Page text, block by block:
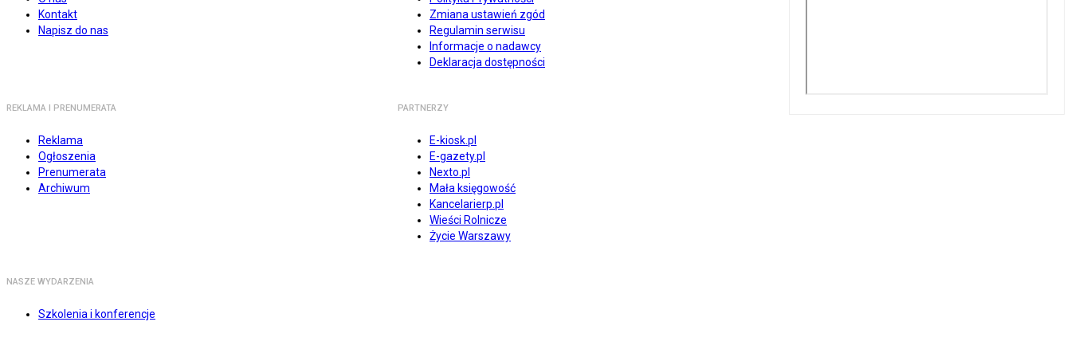
Kontakt
Napisz do nas
Zmiana ustawień zgód
Regulamin serwisu
Informacje o nadawcy
Deklaracja dostępności
REKLAMA I PRENUMERATA
Reklama
Ogłoszenia
Prenumerata
Archiwum
PARTNERZY
E-kiosk.pl
E-gazety.pl
Nexto.pl
Mała księgowość
Kancelarierp.pl
Wieści Rolnicze
Życie Warszawy
NASZE WYDARZENIA
Szkolenia i konferencje